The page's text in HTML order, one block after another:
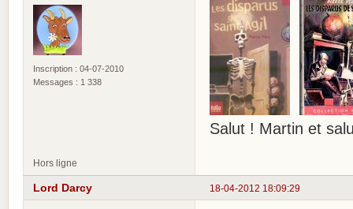
Inscription : 04-07-2010
Messages : 1 338
Salut ! Martin et
Hors ligne
18-04-2012 18:09:29
Lord Darcy